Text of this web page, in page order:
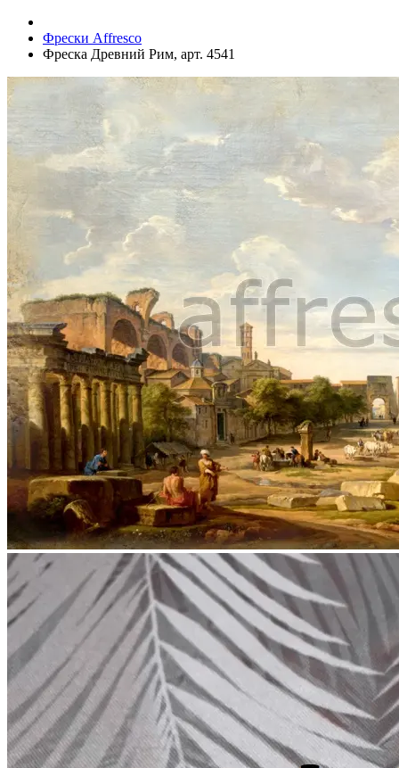
Фрески Affresco
Фреска Древний Рим, арт. 4541